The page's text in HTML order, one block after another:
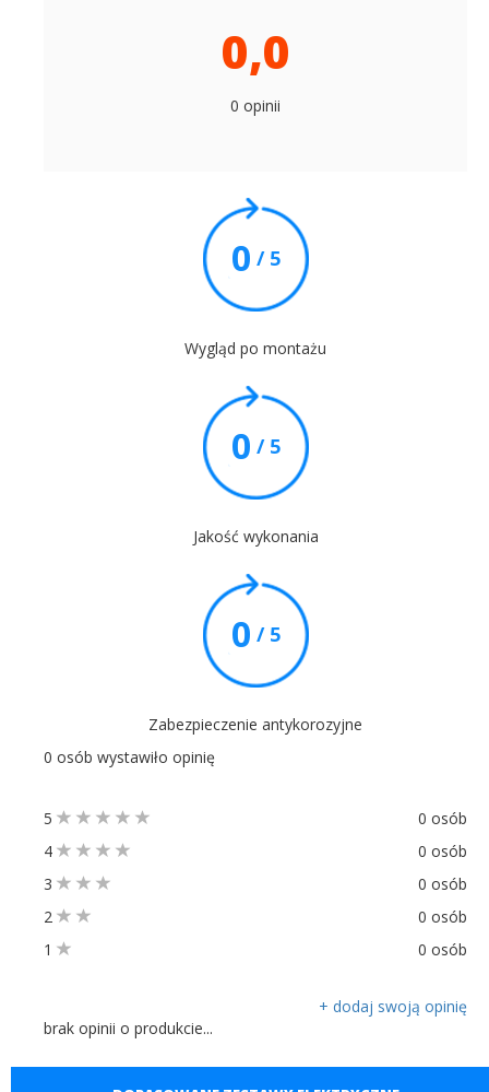
0,0
0 opinii
0 / 5
Wygląd po montażu
0 / 5
Jakość wykonania
0 / 5
Zabezpieczenie antykorozyjne
0 osób wystawiło opinię
5
0 osób
4
0 osób
3
0 osób
2
0 osób
1
0 osób
+ dodaj swoją opinię
brak opinii o produkcie...